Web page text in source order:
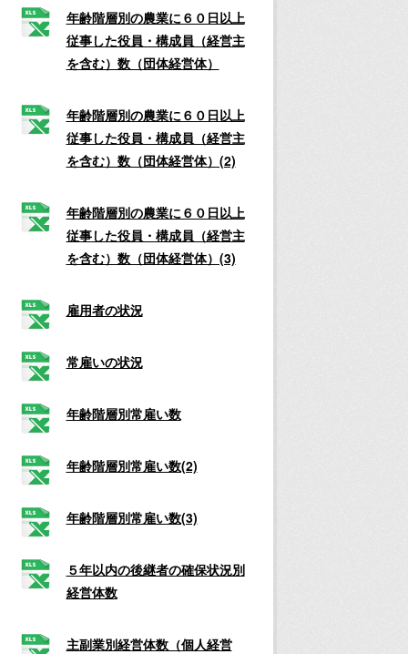
年齢階層別の農業に６０日以上
従事した役員・構成員（経営主
を含む）数（団体経営体）
年齢階層別の農業に６０日以上
従事した役員・構成員（経営主
を含む）数（団体経営体）(2)
年齢階層別の農業に６０日以上
従事した役員・構成員（経営主
を含む）数（団体経営体）(3)
雇用者の状況
常雇いの状況
年齢階層別常雇い数
年齢階層別常雇い数(2)
年齢階層別常雇い数(3)
５年以内の後継者の確保状況別
経営体数
主副業別経営体数（個人経営